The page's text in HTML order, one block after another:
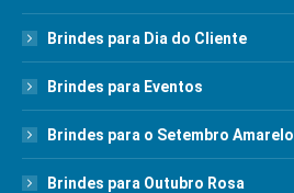
Brindes para Dia do Cliente
Brindes para Eventos
Brindes para o Setembro Amarelo
Brindes para Outubro Rosa